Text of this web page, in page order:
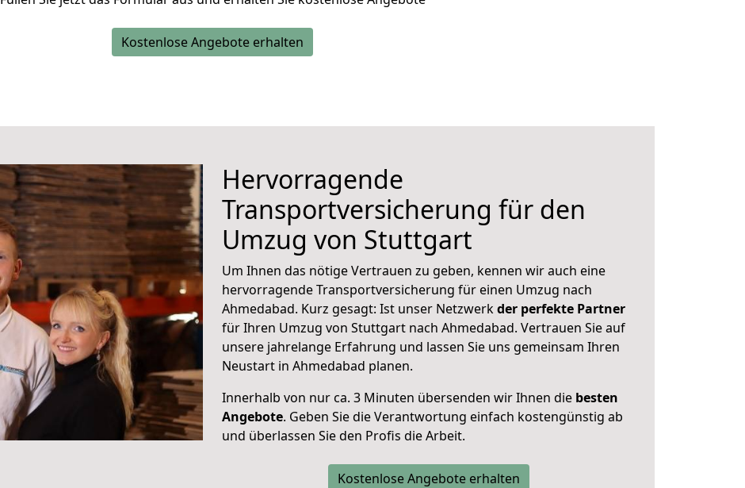
Kostenlose Angebote erhalten
Hervorragende
Transportversicherung für den
Umzug von Stuttgart
Um Ihnen das nötige Vertrauen zu geben, kennen wir auch eine
hervorragende Transportversicherung für einen Umzug nach
Ahmedabad. Kurz gesagt: Ist unser Netzwerkder perfekte Partner
für Ihren Umzug von Stuttgart nach Ahmedabad. Vertrauen Sie auf
unsere jahrelange Erfahrung und lassen Sie uns gemeinsam Ihren
Neustart in Ahmedabad planen.
Innerhalb von nur ca. 3 Minuten übersenden wir Ihnen die besten
Angebote. Geben Sie die Verantwortung einfach kostengünstig ab
und überlassen Sie den Profis die Arbeit.
Kostenlose Angebote erhalten